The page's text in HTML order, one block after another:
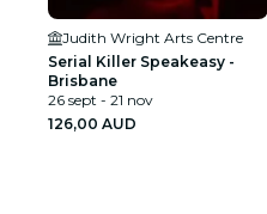
Judith Wright Arts Centre
Serial Killer Speakeasy -
Brisbane
26 sept - 21 nov
126,00 AUD